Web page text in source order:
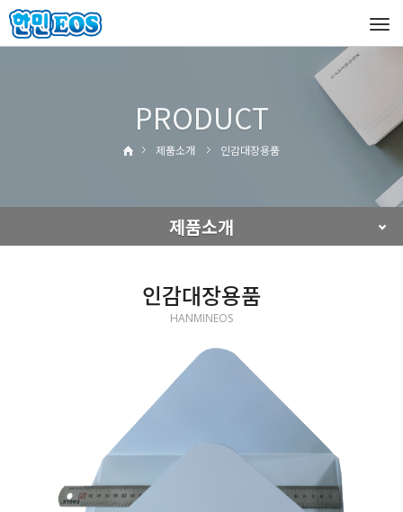
PRODUCT
제품소개 인감대장용품
제품소개
인감대장용품
HANMINEOS